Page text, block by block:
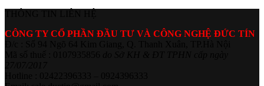
CÔNG TY CỔ PHẦN ĐẦU TƯ VÀ CÔNG NGHỆ ĐỨC TÍN